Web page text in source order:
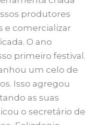
produtores
e comercializar
O ano
primeiro festival.
um celo de
Isso agregou
as suas
o secretário de